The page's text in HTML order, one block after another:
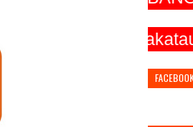
@